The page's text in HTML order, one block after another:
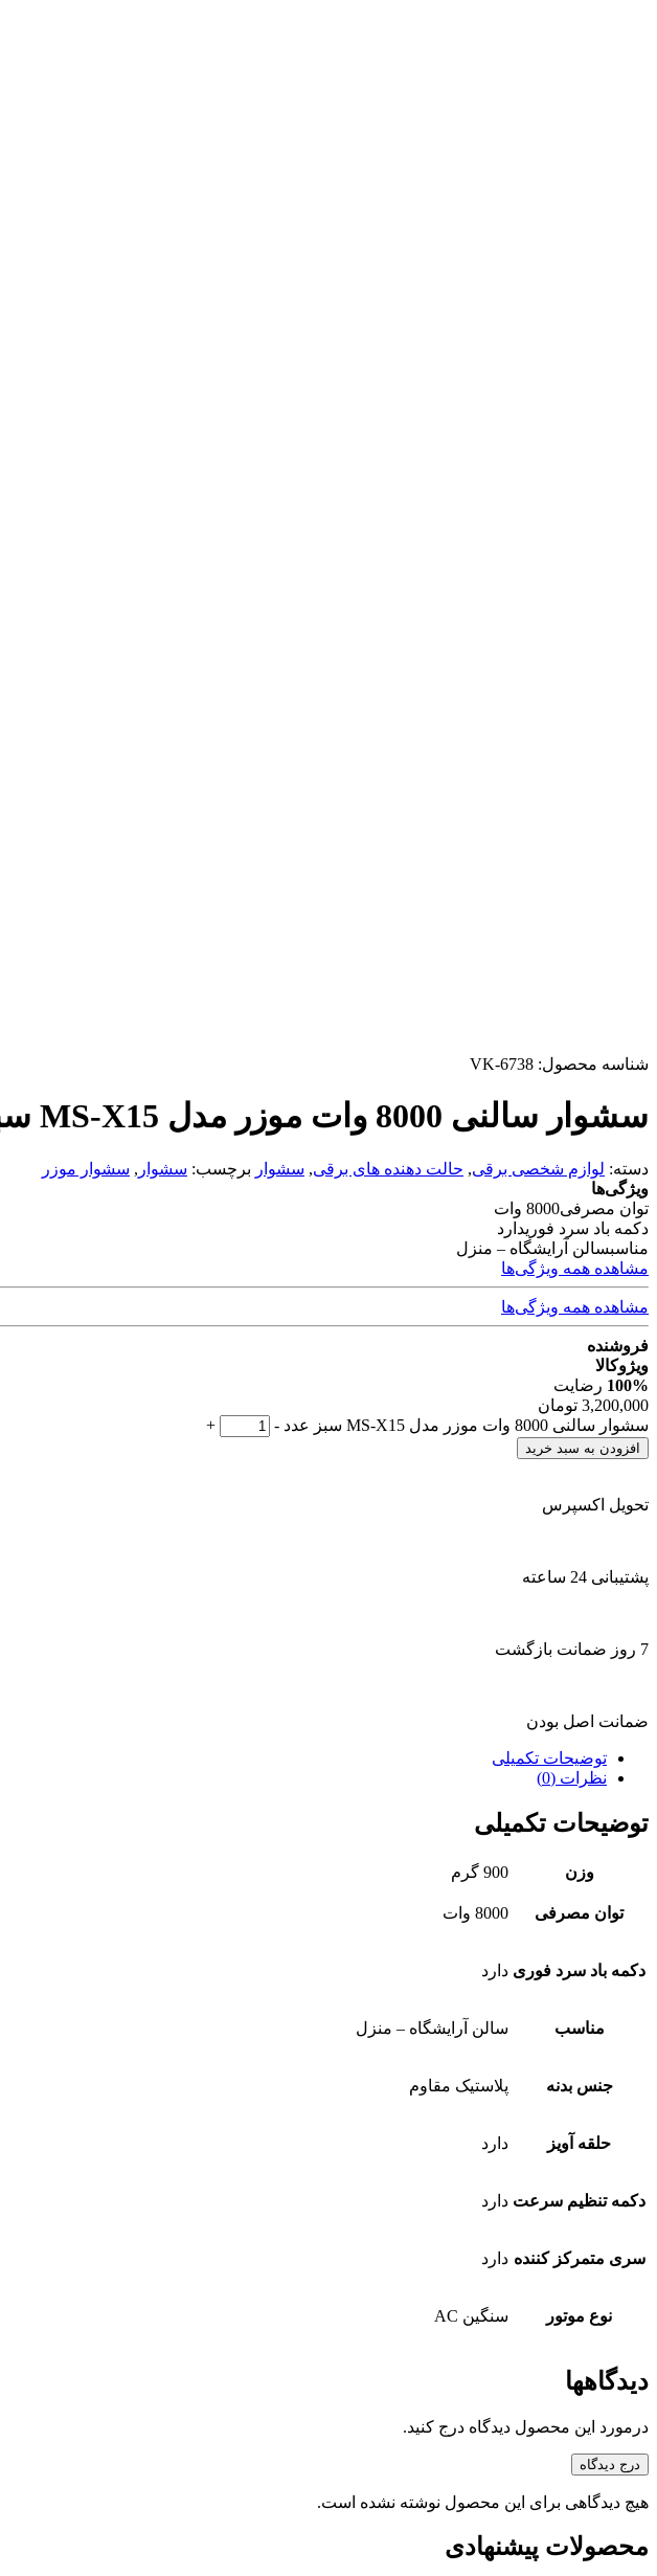
شناسه محصول: VK-6738
سشوار سالنی 8000 وات موزر مدل MS-X15 سبز
دسته: لوازم شخصی برقی, حالت دهنده های برقی, سشوار برچسب: سشوار , سشوار موزر
ویژگی‌ها
توان مصرفی8000 وات
دکمه باد سرد فوریدارد
مناسبسالن آرایشگاه – منزل
مشاهده همه ویژگی‌ها
مشاهده همه ویژگی‌ها
فروشنده
ویژوکالا
100% رضایت
3,200,000 تومان
سشوار سالنی 8000 وات موزر مدل MS-X15 سبز عدد
-
+
افزودن به سبد خرید
تحویل اکسپرس
پشتیبانی 24 ساعته
7 روز ضمانت بازگشت
ضمانت اصل بودن
توضیحات تکمیلی
نظرات (0)
توضیحات تکمیلی
وزن 900 گرم
توان مصرفی 8000 وات
دکمه باد سرد فوری دارد
مناسب سالن آرایشگاه – منزل
جنس بدنه پلاستیک مقاوم
حلقه آویز دارد
دکمه تنظیم سرعت دارد
سری متمرکز کننده دارد
نوع موتور سنگین AC
دیدگاهها
درمورد این محصول دیدگاه درج کنید.
درج دیدگاه
هیچ دیدگاهی برای این محصول نوشته نشده است.
محصولات پیشنهادی